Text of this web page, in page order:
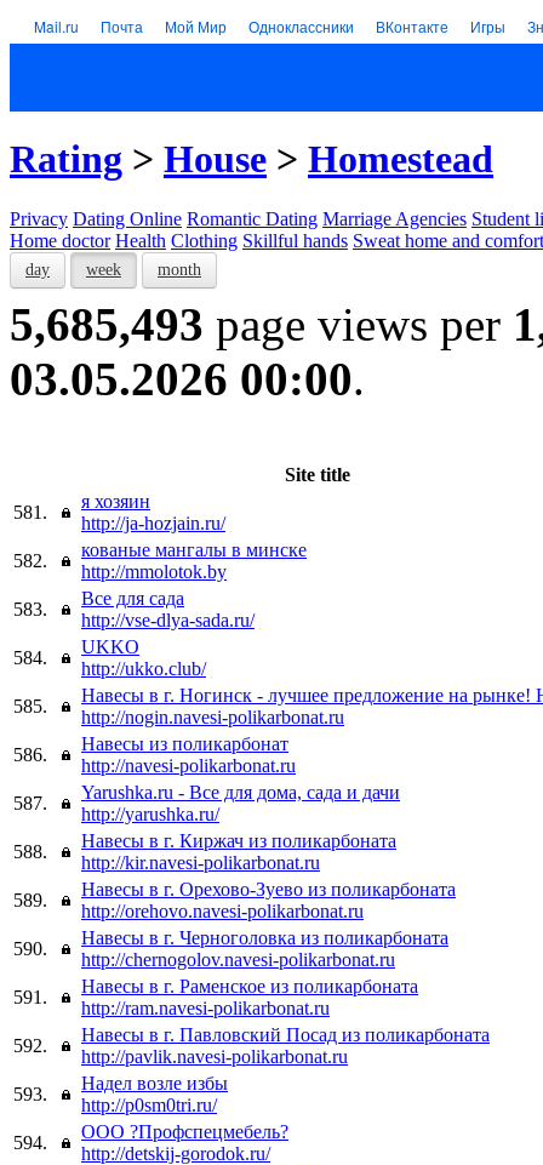
Mail.ru Почта Мой Мир Одноклассники ВКонтакте Игры
Rating > House > Homestead
Privacy Dating Online Romantic Dating Marriage Agencies Student
Home doctor Health Clothing Skillful hands Sweat home and comfort
day week month
5,685,493 page views per
03.05.2026 00:00.
Site title
581.
я хозяин
http://ja-hozjain.ru/
582.
кованые мангалы в минске
http://mmolotok.by
583.
Все для сада
http://vse-dlya-sada.ru/
584.
UKKO
http://ukko.club/
585.
Навесы в г. Ногинск - лучшее предложение на рынке!
http://nogin.navesi-polikarbonat.ru
586.
Навесы из поликарбонат
http://navesi-polikarbonat.ru
587.
Yarushka.ru - Все для дома, сада и дачи
http://yarushka.ru/
588.
Навесы в г. Киржач из поликарбоната
http://kir.navesi-polikarbonat.ru
589.
Навесы в г. Орехово-Зуево из поликарбоната
http://orehovo.navesi-polikarbonat.ru
590.
Навесы в г. Черноголовка из поликарбоната
http://chernogolov.navesi-polikarbonat.ru
591.
Навесы в г. Раменское из поликарбоната
http://ram.navesi-polikarbonat.ru
592.
Навесы в г. Павловский Посад из поликарбоната
http://pavlik.navesi-polikarbonat.ru
593.
Надел возле избы
http://p0sm0tri.ru/
594.
ООО ?Профспецмебель?
http://detskij-gorodok.ru/